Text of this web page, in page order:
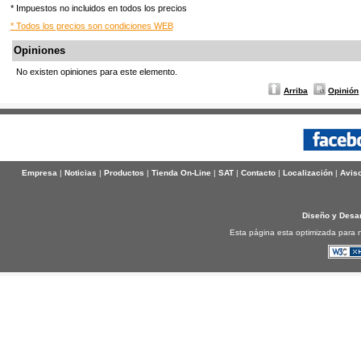
* Impuestos no incluidos en todos los precios
* Todos los precios son condiciones WEB
Opiniones
No existen opiniones para este elemento.
Arriba Opinión
Empresa| Noticias | Productos | Tienda On-Line | SAT| Contacto| Localización|
Diseño y
Esta página esta optimizada para